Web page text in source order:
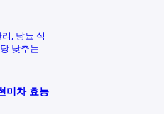
당뇨 식
낮추는
미차 효능